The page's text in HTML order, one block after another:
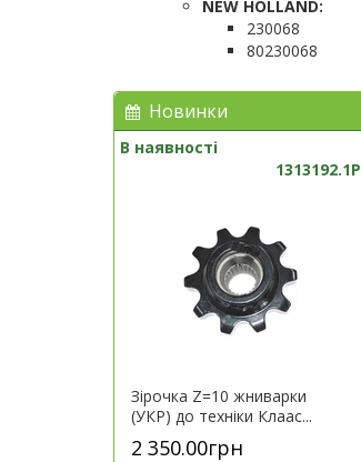
NEW HOLLAND:
230068
80230068
Новинки
В наявності
1313192.1P
Зірочка Z=10 жниварки
(УКР) до техніки Клаас...
2 350.00грн